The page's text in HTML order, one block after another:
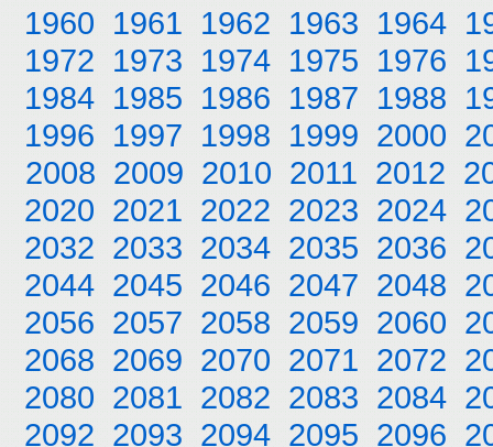
1960 1961 1962 1963 1964
1972 1973 1974 1975 1976
1984 1985 1986 1987 1988
1996 1997 1998 1999 2000
2008 2009 2010 2011 2012
2020 2021 2022 2023 2024
2032 2033 2034 2035 2036
2044 2045 2046 2047 2048
2056 2057 2058 2059 2060
2068 2069 2070 2071 2072
2080 2081 2082 2083 2084
2092 2093 2094 2095 2096